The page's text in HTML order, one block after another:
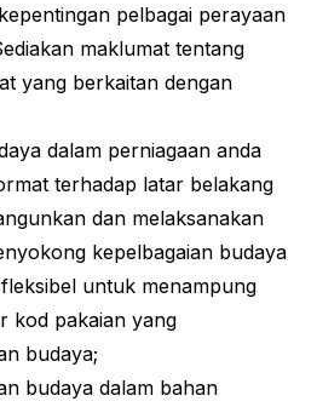
pelbagai perayaan
maklumat tentang
yang berkaitan dengan
dalam perniagaan anda
terhadap latar belakang
dan melaksanakan
kepelbagaian budaya
untuk menampung
kod pakaian yang
budaya;
budaya dalam bahan